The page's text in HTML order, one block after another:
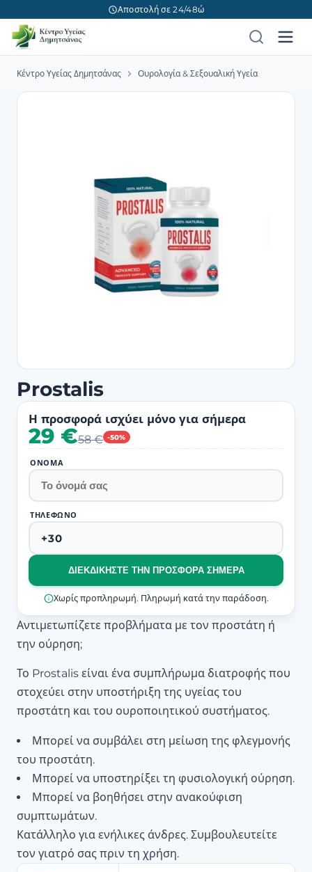
Αποστολή σε 24/48ώ
Κέντρο Υγείας Δημητσάνας Ουρολογία & Σεξουαλική Υγεία
Prostalis
Η προσφορά ισχύει μόνο για σήμερα
-50%
29 €58 €
ΌΝΟΜΑ
ΤΗΛΈΦΩΝΟ
ΔΙΕΚΔΙΚΉΣΤΕ ΤΗΝ ΠΡΟΣΦΟΡΆ ΣΉΜΕΡΑ
Χωρίς προπληρωμή. Πληρωμή κατά την παράδοση.
Αντιμετωπίζετε προβλήματα με τον προστάτη ή
την ούρηση;
Το Prostalis είναι ένα συμπλήρωμα διατροφής που
στοχεύει στην υποστήριξη της υγείας του
προστάτη και του ουροποιητικού συστήματος.
Μπορεί να συμβάλει στη μείωση της φλεγμονής
του προστάτη.
Μπορεί να υποστηρίξει τη φυσιολογική ούρηση.
Μπορεί να βοηθήσει στην ανακούφιση
συμπτωμάτων.
Κατάλληλο για ενήλικες άνδρες. Συμβουλευτείτε
τον γιατρό σας πριν τη χρήση.